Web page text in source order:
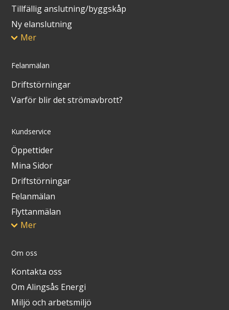
Tillfällig anslutning/byggskåp
Ny elanslutning
Mer
Felanmälan
Driftstörningar
Varför blir det strömavbrott?
Kundservice
Öppettider
Mina Sidor
Driftstörningar
Felanmälan
Flyttanmälan
Mer
Om oss
Kontakta oss
Om Alingsås Energi
Miljö och arbetsmiljö